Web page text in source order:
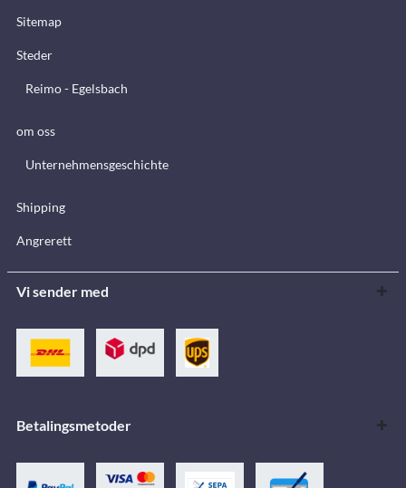
Sitemap
Steder
Reimo - Egelsbach
om oss
Unternehmensgeschichte
Shipping
Angrerett
Vi sender med
Betalingsmetoder